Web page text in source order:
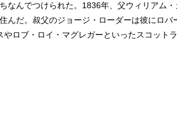
なんでつけられた。1836年、父ウィリアム
んだ。叔父のジョージ・ローダーは彼にロバ
ロブ・ロイ・マグレガーといったスコット